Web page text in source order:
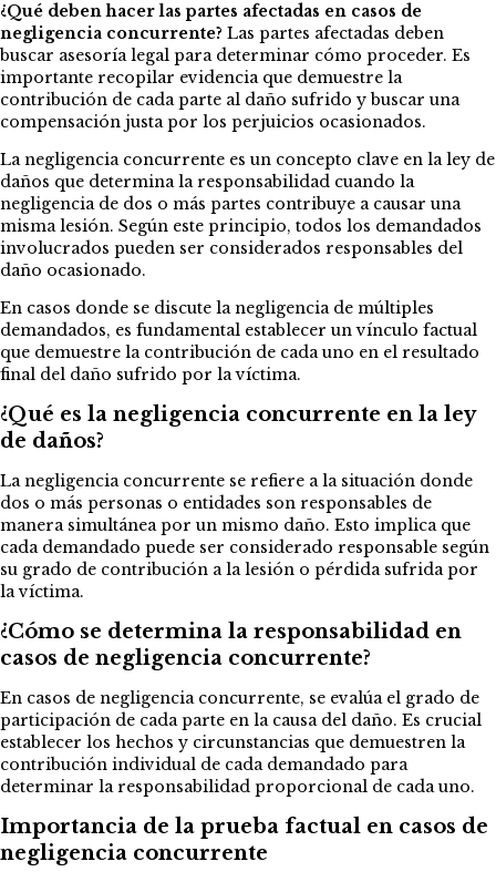
¿Qué deben hacer las partes afectadas en casos de
negligencia concurrente? Las partes afectadas deben
buscar asesoría legal para determinar cómo proceder. Es
importante recopilar evidencia que demuestre la
contribución de cada parte al daño sufrido y buscar una
compensación justa por los perjuicios ocasionados.
La negligencia concurrente es un concepto clave en la ley de
daños que determina la responsabilidad cuando la
negligencia de dos o más partes contribuye a causar una
misma lesión. Según este principio, todos los demandados
involucrados pueden ser considerados responsables del
daño ocasionado.
En casos donde se discute la negligencia de múltiples
demandados, es fundamental establecer un vínculo factual
que demuestre la contribución de cada uno en el resultado
final del daño sufrido por la víctima.
¿Qué es la negligencia concurrente en la ley
de daños?
La negligencia concurrente se refiere a la situación donde
dos o más personas o entidades son responsables de
manera simultánea por un mismo daño. Esto implica que
cada demandado puede ser considerado responsable según
su grado de contribución a la lesión o pérdida sufrida por
la víctima.
¿Cómo se determina la responsabilidad en
casos de negligencia concurrente?
En casos de negligencia concurrente, se evalúa el grado de
participación de cada parte en la causa del daño. Es crucial
establecer los hechos y circunstancias que demuestren la
contribución individual de cada demandado para
determinar la responsabilidad proporcional de cada uno.
Importancia de la prueba factual en casos de
negligencia concurrente